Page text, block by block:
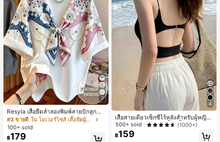
7
Resyla เสื้อยืดลำลองพิมพ์ลายปักลูกปัด
รูปโบว์ขนาดใหญ่สำหรับผู้หญิง
#3 ขายดี
ใน โอเวอร์ไซส์ เสื้อยืดผู้หญิง
100+ sold
฿179
4
เสื้อสายเดี่ยวเซ็กซี่ไร้หลังสำหรับผู้หญิง
พร้อมบราแบบมีฟองน้ำ, เสื้อกล้ามแขน
กุด, เสื้อลำลองสีดำสำหรับฤดูร้อน
500+ sold (1000+)
฿159